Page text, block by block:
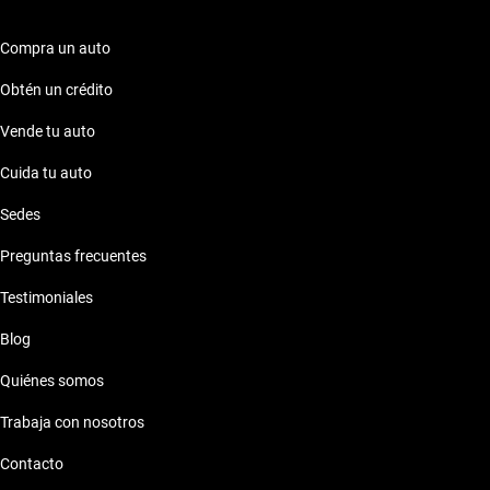
Compra un auto
Obtén un crédito
Vende tu auto
Cuida tu auto
Sedes
Preguntas frecuentes
Testimoniales
Blog
Quiénes somos
Trabaja con nosotros
Contacto